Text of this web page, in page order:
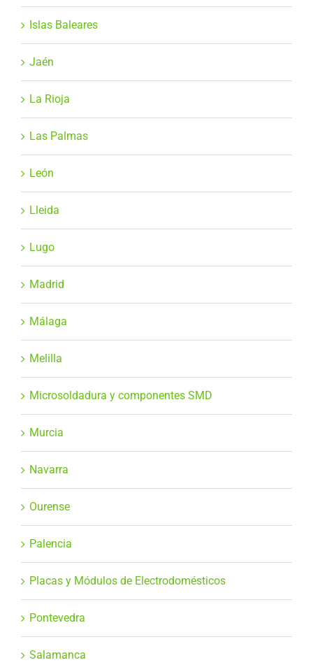
Islas Baleares
Jaén
La Rioja
Las Palmas
León
Lleida
Lugo
Madrid
Málaga
Melilla
Microsoldadura y componentes SMD
Murcia
Navarra
Ourense
Palencia
Placas y Módulos de Electrodomésticos
Pontevedra
Salamanca